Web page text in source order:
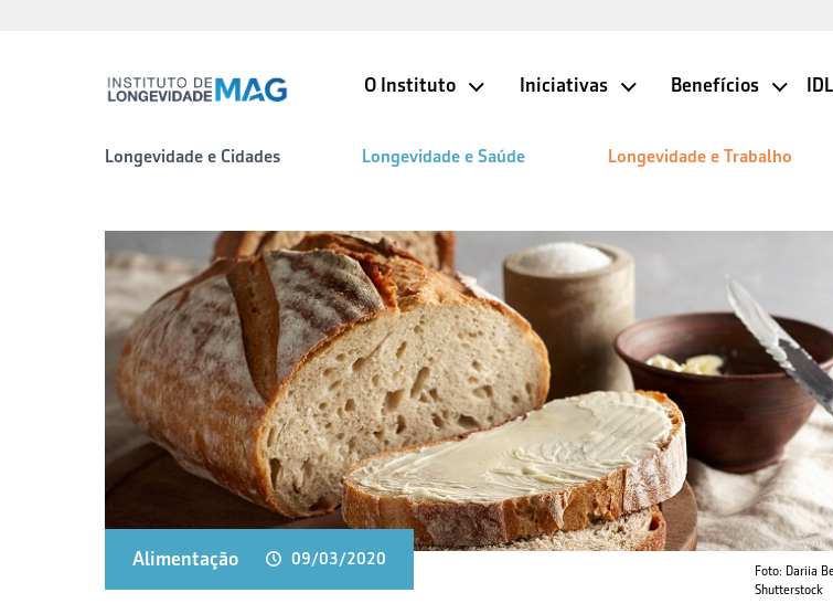
O Instituto Iniciativas Benefícios
Longevidade e Cidades Longevidade e Saúde Longevidade e Trabalho
Foto: Dariia
Shutterstock
Alimentação 09/03/2020